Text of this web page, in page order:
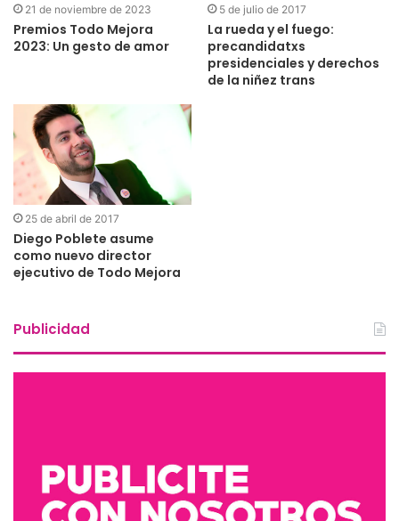
21 de noviembre de 2023
Premios Todo Mejora
2023: Un gesto de amor
5 de julio de 2017
La rueda y el fuego:
precandidatxs
presidenciales y derechos
de la niñez trans
25 de abril de 2017
Diego Poblete asume
como nuevo director
ejecutivo de Todo Mejora
Publicidad